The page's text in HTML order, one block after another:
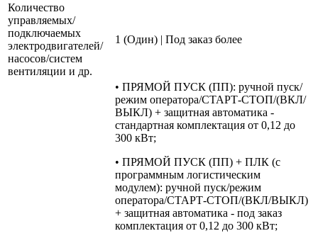
Количество
управляемых/
подключаемых
электродвигателей/
насосов/систем
вентиляции и др.
1 (Один) | Под заказ более
• ПРЯМОЙ ПУСК (ПП): ручной пуск/
режим оператора/СТАРТ-СТОП/(ВКЛ/
ВЫКЛ) + защитная автоматика -
стандартная комплектация от 0,12 до
300 кВт;
• ПРЯМОЙ ПУСК (ПП) + ПЛК (с
программным логистическим
модулем): ручной пуск/режим
оператора/СТАРТ-СТОП/(ВКЛ/ВЫКЛ)
+ защитная автоматика - под заказ
комплектация от 0,12 до 300 кВт;